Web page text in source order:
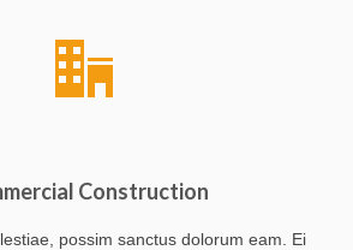
Construction
possim sanctus dolorum eam. Ei